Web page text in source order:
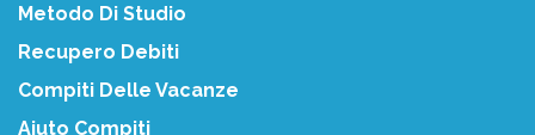
Metodo Di Studio
Recupero Debiti
Compiti Delle Vacanze
Aiuto Compiti